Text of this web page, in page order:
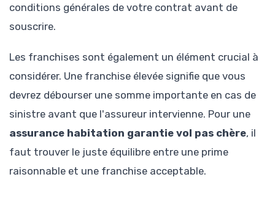
conditions générales de votre contrat avant de
souscrire.
Les franchises sont également un élément crucial à
considérer. Une franchise élevée signifie que vous
devrez débourser une somme importante en cas de
sinistre avant que l'assureur intervienne. Pour une
assurance habitation garantie vol pas chère, il
faut trouver le juste équilibre entre une prime
raisonnable et une franchise acceptable.